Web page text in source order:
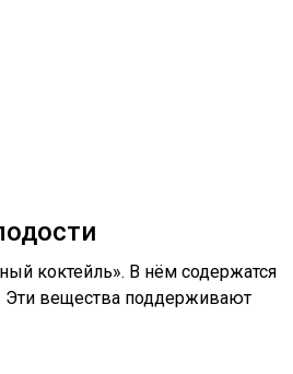
коктейль». В нём содержатся
Эти вещества поддерживают